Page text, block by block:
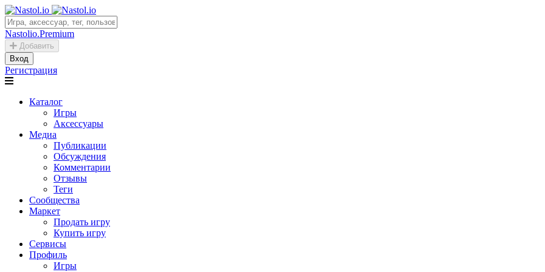
Nastolio.Premium
Добавить
Вход
Регистрация
Каталог
Игры
Аксессуары
Медиа
Публикации
Обсуждения
Комментарии
Отзывы
Теги
Сообщества
Маркет
Продать игру
Купить игру
Сервисы
Профиль
Игры